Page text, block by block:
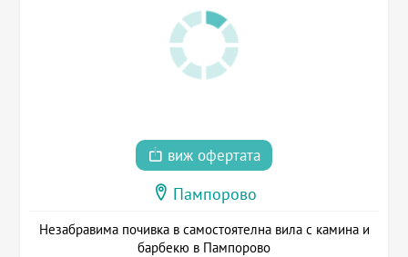
виж офертата
Пампорово
Незабравима почивка в самостоятелна вила с камина и
барбекю в Пампорово